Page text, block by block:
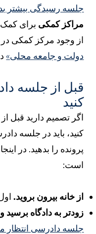
جلسه رسیدگی بیشتر
مراکز کمکیبرای کمک به
از وجود مرکز کمکی در
دولت و جامعه محلی»در
قبل از جلسه
کنید
اگر تصمیم دارید قبل از
کنید، باید در جلسه
پرونده را بدهید. در اینجا
است:
از خانه بیرون بروید.اول،
زودتر به دادگاه برسید و
جلسه دادرسی انتظار